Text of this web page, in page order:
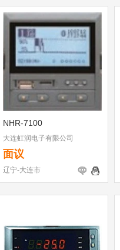
NHR-7100
大连虹润电子有限公司
面议
辽宁-大连市